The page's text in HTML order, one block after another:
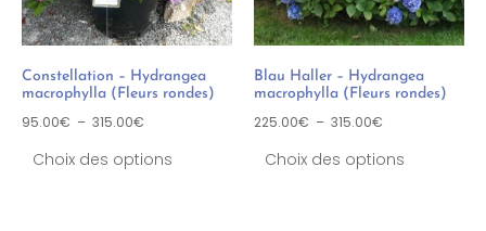
Constellation – Hydrangea
macrophylla (Fleurs rondes)
95.00€ – 315.00€
Choix des options
Blau Haller – Hydrangea
macrophylla (Fleurs rondes)
225.00€ – 315.00€
Choix des options